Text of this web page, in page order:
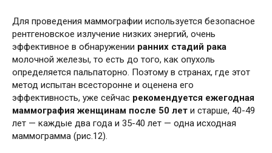
Для проведения маммографии используется безопасное
рентгеновское излучение низких энергий, очень
эффективное в обнаружении ранних стадий рака
молочной железы, то есть до того, как опухоль
определяется пальпаторно. Поэтому в странах, где этот
метод испытан всесторонне и оценена его
эффективность, уже сейчас рекомендуется ежегодная
маммография женщинам после 50 лет и старше, 40-49
лет — каждые два года и 35-40 лет — одна исходная
маммограмма (рис.12).